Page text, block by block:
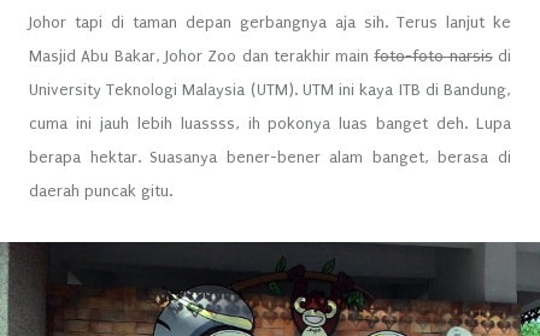
Johor tapi di taman depan gerbangnya aja sih. Terus lanjut ke
Masjid Abu Bakar, Johor Zoo dan terakhir mainfoto-foto narsisdi
University Teknologi Malaysia (UTM). UTM ini kaya ITB di Bandung,
cuma ini jauh lebih luassss, ih pokonya luas banget deh. Lupa
berapa hektar. Suasanya bener-bener alam banget, berasa di
daerah puncak gitu.